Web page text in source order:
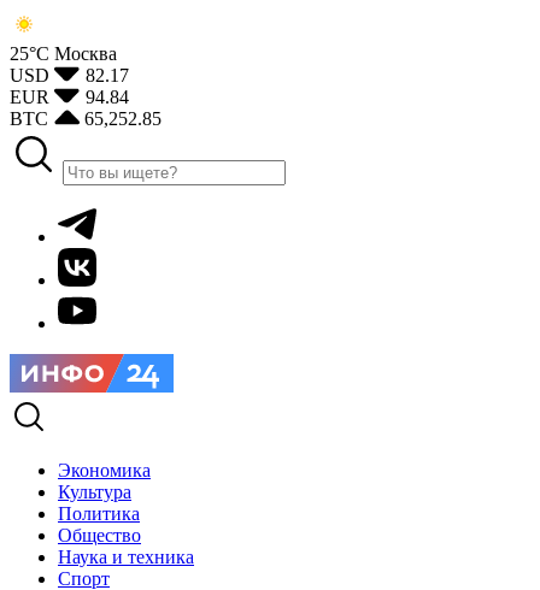
25°С Москва
USD
82.17
EUR
94.84
BTC
65,252.85
Экономика
Культура
Политика
Общество
Наука и техника
Спорт